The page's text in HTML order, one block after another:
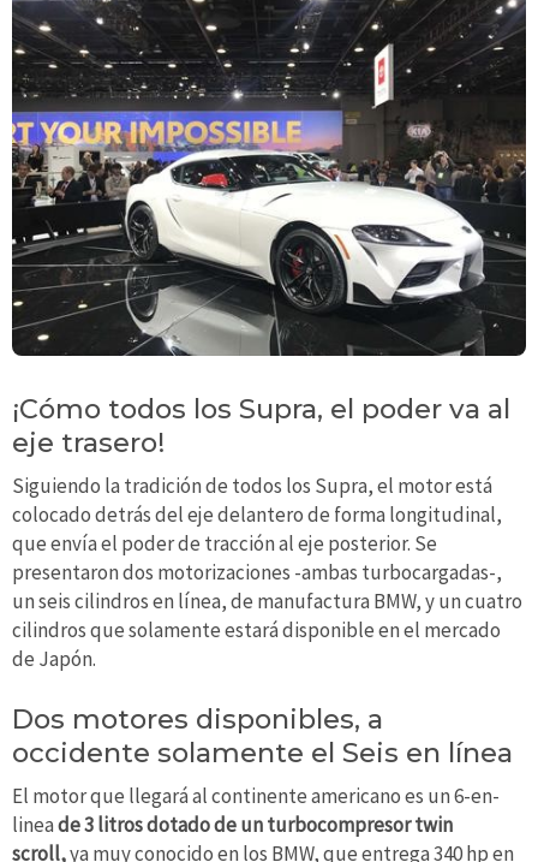
¡Cómo todos los Supra, el poder va al
eje trasero!
Siguiendo la tradición de todos los Supra, el motor está
colocado detrás del eje delantero de forma longitudinal,
que envía el poder de tracción al eje posterior. Se
presentaron dos motorizaciones -ambas turbocargadas-,
un seis cilindros en línea, de manufactura BMW, y un cuatro
cilindros que solamente estará disponible en el mercado
de Japón.
Dos motores disponibles, a
occidente solamente el Seis en línea
El motor que llegará al continente americano es un 6-en-
lineade 3 litros dotado de un turbocompresor twin
scroll,ya muy conocido en los BMW, que entrega 340 hp en